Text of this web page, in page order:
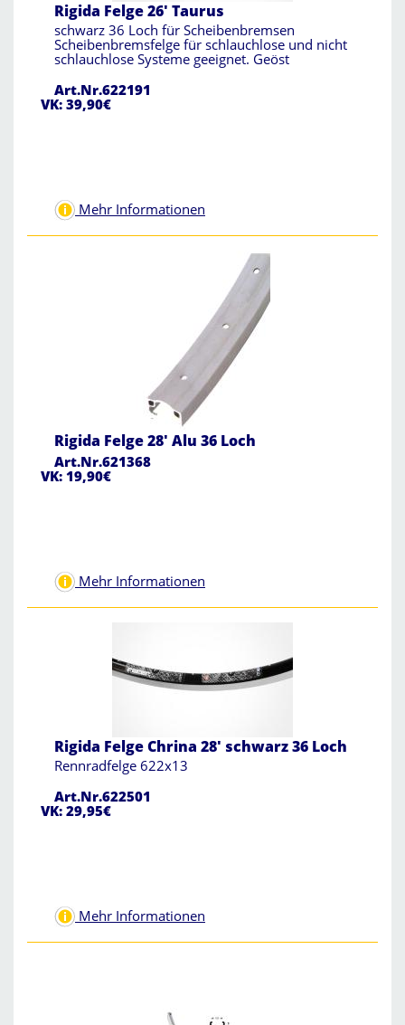
Rigida Felge 26' Taurus
schwarz 36 Loch für Scheibenbremsen
Scheibenbremsfelge für schlauchlose und nicht
schlauchlose Systeme geeignet. Geöst
Art.Nr.622191
VK: 39,90€
Mehr Informationen
Rigida Felge 28' Alu 36 Loch
Art.Nr.621368
VK: 19,90€
Mehr Informationen
Rigida Felge Chrina 28' schwarz 36 Loch
Rennradfelge 622x13
Art.Nr.622501
VK: 29,95€
Mehr Informationen